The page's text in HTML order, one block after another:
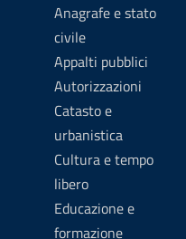
Anagrafe e stato
civile
Appalti pubblici
Autorizzazioni
Catasto e
urbanistica
Cultura e tempo
libero
Educazione e
formazione